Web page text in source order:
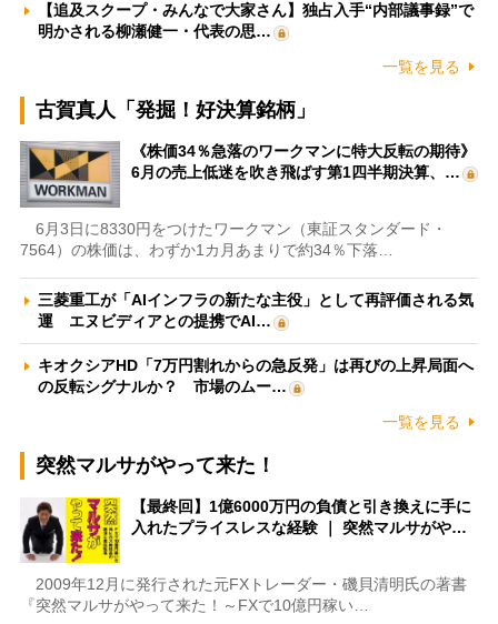
【追及スクープ・みんなで大家さん】独占入手“内部議事録”で
明かされる柳瀬健一・代表の思…
一覧を見る
古賀真人「発掘！好決算銘柄」
《株価34％急落のワークマンに特大反転の期待》
6月の売上低迷を吹き飛ばす第1四半期決算、…
6月3日に8330円をつけたワークマン（東証スタンダード・
7564）の株価は、わずか1カ月あまりで約34％下落…
三菱重工が「AIインフラの新たな主役」として再評価される気
運 エヌビディアとの提携でAI…
キオクシアHD「7万円割れからの急反発」は再びの上昇局面へ
の反転シグナルか？ 市場のムー…
一覧を見る
突然マルサがやって来た！
【最終回】1億6000万円の負債と引き換えに手に
入れたプライスレスな経験 ｜ 突然マルサがや…
2009年12月に発行された元FXトレーダー・磯貝清明氏の著書
『突然マルサがやって来た！～FXで10億円稼い…